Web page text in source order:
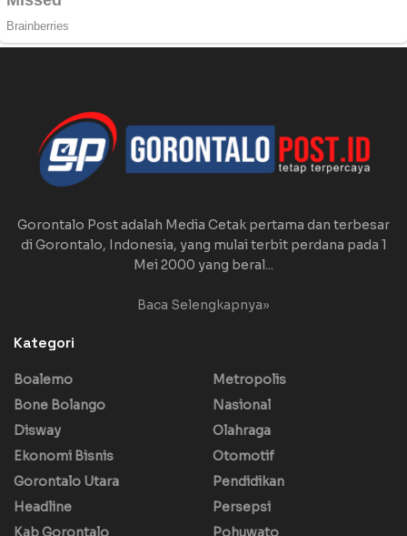
Gorontalo Post adalah Media Cetak pertama dan terbesar
di Gorontalo, Indonesia, yang mulai terbit perdana pada 1
Mei 2000 yang beral...
Baca Selengkapnya»
Kategori
Boalemo
Bone Bolango
Disway
Ekonomi Bisnis
Gorontalo Utara
Headline
Kab Gorontalo
Metropolis
Nasional
Olahraga
Otomotif
Pendidikan
Persepsi
Pohuwato